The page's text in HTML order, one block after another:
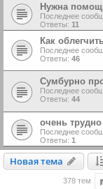
Нужна
Последнее
Ответы: 11
Как
Последнее
Ответы: 46
Сумбурно
Последнее
Ответы: 44
очень
Последнее
Ответы: 1
Новая тема
Новаятема
378 тем